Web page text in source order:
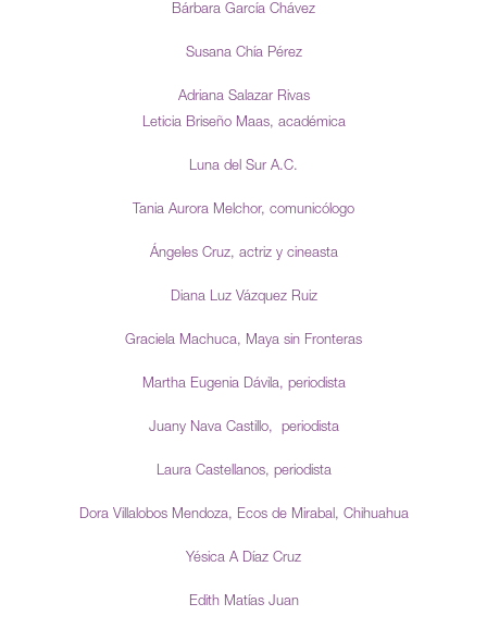
Bárbara García Chávez
Susana Chía Pérez
Adriana Salazar Rivas
Leticia Briseño Maas, académica
Luna del Sur A.C.
Tania Aurora Melchor, comunicólogo
Ángeles Cruz, actriz y cineasta
Diana Luz Vázquez Ruiz
Graciela Machuca, Maya sin Fronteras
Martha Eugenia Dávila, periodista
Juany Nava Castillo, periodista
Laura Castellanos, periodista
Dora Villalobos Mendoza, Ecos de Mirabal, Chihuahua
Yésica A Díaz Cruz
Edith Matías Juan